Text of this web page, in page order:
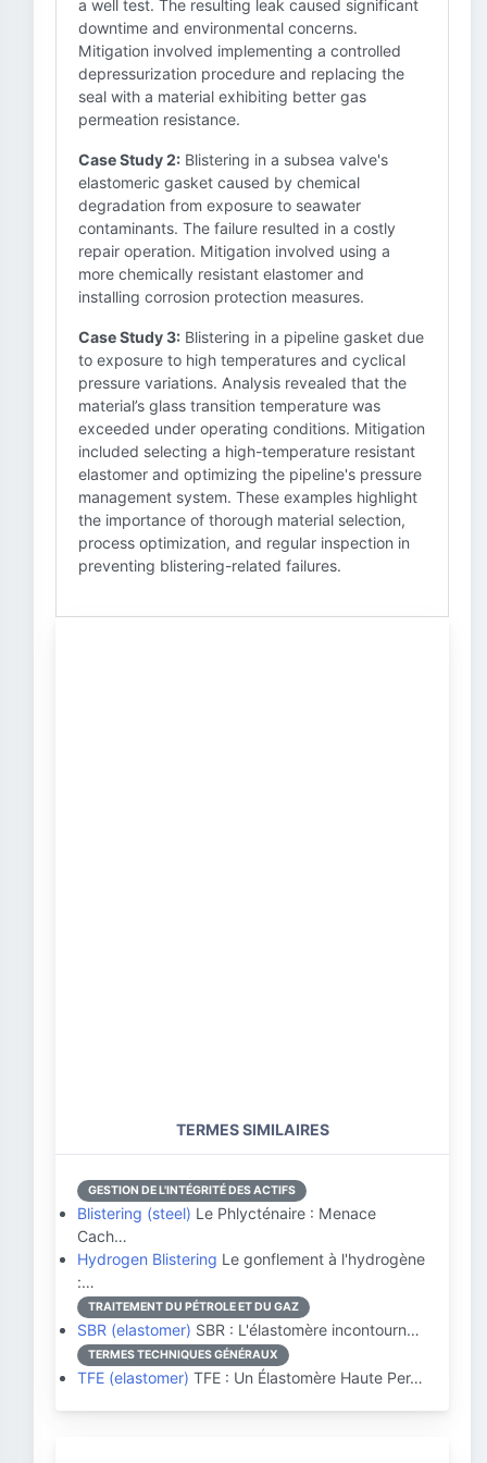
a well test. The resulting leak caused significant
downtime and environmental concerns.
Mitigation involved implementing a controlled
depressurization procedure and replacing the
seal with a material exhibiting better gas
permeation resistance.
Case Study 2: Blistering in a subsea valve's
elastomeric gasket caused by chemical
degradation from exposure to seawater
contaminants. The failure resulted in a costly
repair operation. Mitigation involved using a
more chemically resistant elastomer and
installing corrosion protection measures.
Case Study 3: Blistering in a pipeline gasket due
to exposure to high temperatures and cyclical
pressure variations. Analysis revealed that the
material’s glass transition temperature was
exceeded under operating conditions. Mitigation
included selecting a high-temperature resistant
elastomer and optimizing the pipeline's pressure
management system. These examples highlight
the importance of thorough material selection,
process optimization, and regular inspection in
preventing blistering-related failures.
TERMES SIMILAIRES
GESTION DE L'INTÉGRITÉ DES ACTIFS
Blistering (steel) Le Phlycténaire : Menace
Cach…
Hydrogen Blistering Le gonflement à l'hydrogène
:…
TRAITEMENT DU PÉTROLE ET DU GAZ
SBR (elastomer) SBR : L'élastomère incontourn…
TERMES TECHNIQUES GÉNÉRAUX
TFE (elastomer) TFE : Un Élastomère Haute Per…